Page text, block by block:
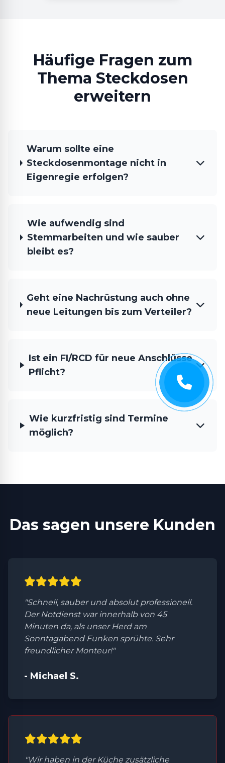
Häufige Fragen zum
Thema Steckdosen
erweitern
Warum sollte eine
Steckdosenmontage nicht in
Eigenregie erfolgen?
Wie aufwendig sind
Stemmarbeiten und wie sauber
bleibt es?
Geht eine Nachrüstung auch ohne
neue Leitungen bis zum Verteiler?
Ist ein FI/RCD für neue Anschlüsse
Pflicht?
Wie kurzfristig sind Termine
möglich?
Das sagen unsere Kunden
"Schnell, sauber und absolut professionell.
Der Notdienst war innerhalb von 45
Minuten da, als unser Herd am
Sonntagabend Funken sprühte. Sehr
freundlicher Monteur!"
- Michael S.
"Wir haben in der Küche zusätzliche